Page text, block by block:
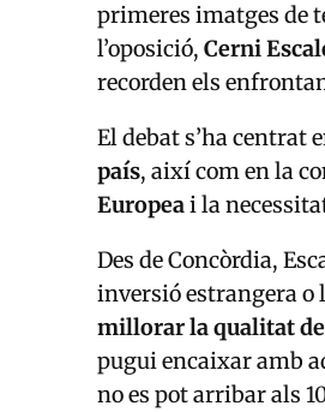
primeres imatges de
l’oposició, Cerni
recorden els
El debat s’ha centrat
país, així com en la
Europeai la
Des de Concòrdia,
inversió estrangera o
millorar la qualitat
pugui encaixar amb
no es pot arribar als